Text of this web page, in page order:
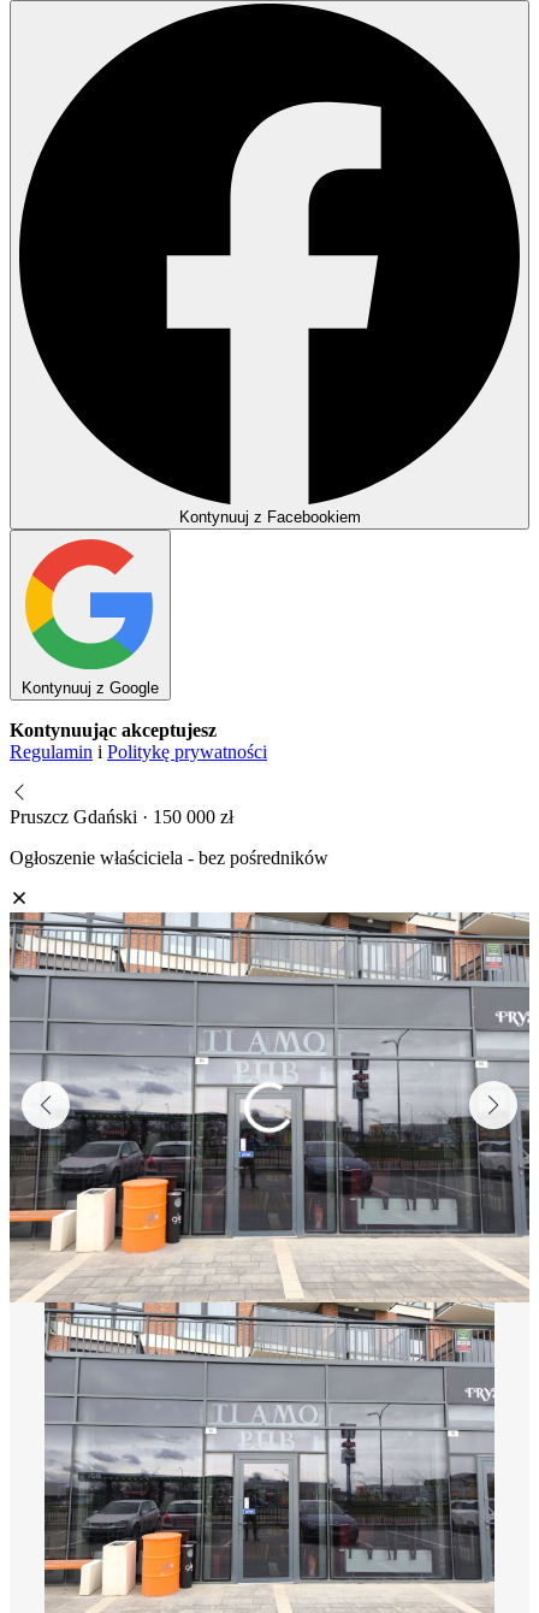
Kontynuuj z Facebookiem
Kontynuuj z Google
Kontynuując akceptujesz
Regulamin i Politykę prywatności
Pruszcz Gdański · 150 000 zł
Ogłoszenie właściciela - bez pośredników